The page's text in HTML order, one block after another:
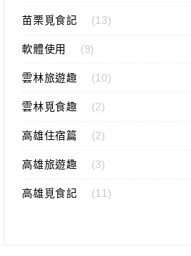
苗栗覓食記 (13)
軟體使用 (9)
雲林旅遊趣 (10)
雲林覓食趣 (2)
高雄住宿篇 (2)
高雄旅遊趣 (3)
高雄覓食記 (11)